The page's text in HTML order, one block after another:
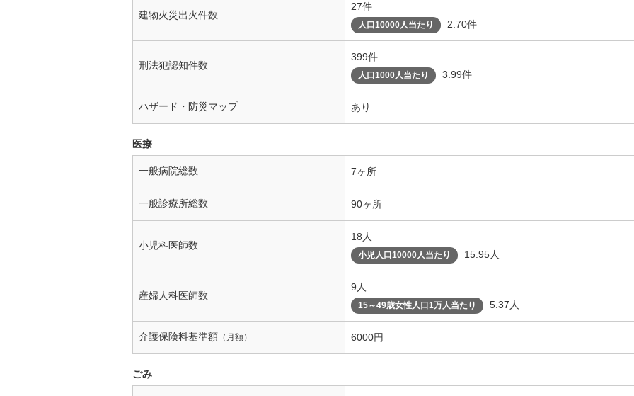
建物火災出火件数
27件
人口10000人当たり 2.70件
刑法犯認知件数
399件
人口1000人当たり 3.99件
ハザード・防災マップ あり
医療
一般病院総数 7ヶ所
一般診療所総数 90ヶ所
小児科医師数
18人
小児人口10000人当たり 15.95人
産婦人科医師数
9人
15～49歳女性人口1万人当たり 5.37人
介護保険料基準額 （月額） 6000円
ごみ